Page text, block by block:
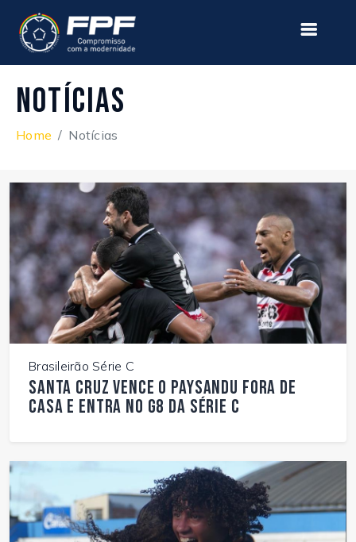
Notícias
Home Notícias
Brasileirão Série C
Santa Cruz vence o Paysandu fora de
casa e entra no G8 da Série C